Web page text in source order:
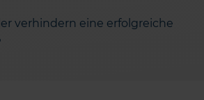
verhindern eine erfolgreiche